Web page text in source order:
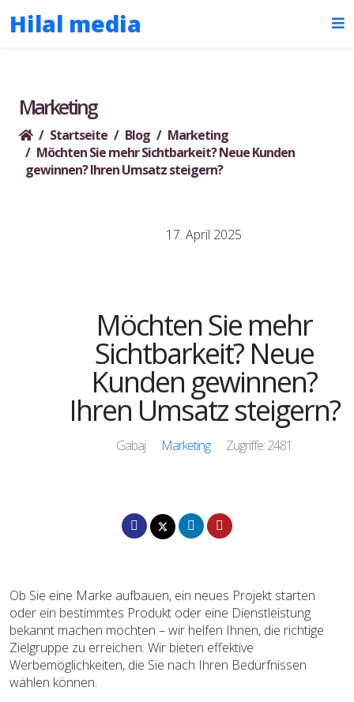
Hilal media
Marketing
Startseite Blog
Marketing
Möchten Sie mehr Sichtbarkeit? Neue Kunden
gewinnen? Ihren Umsatz steigern?
17. April 2025
Möchten Sie mehr
Sichtbarkeit? Neue
Kunden gewinnen?
Ihren Umsatz steigern?
Gabaj Marketing Zugriffe: 2481
Ob Sie eine Marke aufbauen, ein neues Projekt starten
oder ein bestimmtes Produkt oder eine Dienstleistung
bekannt machen möchten – wir helfen Ihnen, die richtige
Zielgruppe zu erreichen. Wir bieten effektive
Werbemöglichkeiten, die Sie nach Ihren Bedürfnissen
wählen können.